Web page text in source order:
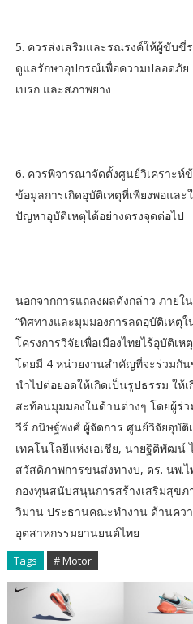
5. ควรส่งเสริมและรณรงค์ให้ผู้ขับ
ดูแลรักษาอุปกรณ์เพื่อความปลอดภั
เบรก และสภาพยาง
6. ควรพิจารณาจัดตั้งศูนย์วิเคราะห์
ข้อมูลการเกิดอุบัติเหตุที่เพียงพอแล
ปัญหาอุบัติเหตุได้อย่างตรงจุดต่อไป
นอกจากการแถลงผลดังกล่าว ภายใ
“ทิศทางและมุมมองการลดอุบัติเหตุ
โครงการวิจัยเพื่อเมืองไทยไร้อุบัติเ
โดยมี 4 หน่วยงานสำคัญที่จะร่วมกัน
นำไปต่อยอดให้เกิดเป็นรูปธรรม ให้
สะท้อนมุมมองในด้านต่างๆ โดยผู้ร่
วีร์ กนิษฐ์พงศ์ ผู้จัดการ ศูนย์วิจัยอุบัติ
เทคโนโลยีแห่งเอเชีย, นายฐิติพัฒน์
สวัสดิภาพการขนส่งทางบ, ดร. นพ.
กองทุนสนับสนุนการสร้างเสริมสุข
วิมาน ประธานคณะทำงาน ด้านคว
อุตสาหกรรมยานยนต์ไทย
Tags # Motor